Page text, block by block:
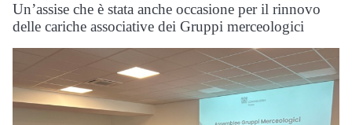
Un’assise che è stata anche occasione per il rinnovo
delle cariche associative dei Gruppi merceologici